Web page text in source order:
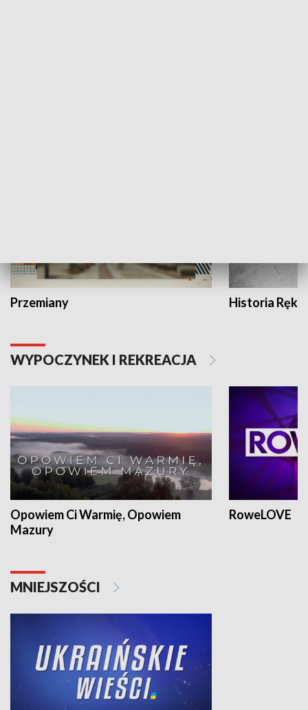
Przemiany Historia Ręką
WYPOCZYNEK I REKREACJA
Opowiem Ci Warmię, Opowiem
Mazury
RoweLOVE
MNIEJSZOŚCI